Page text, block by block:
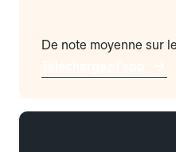
De note moyenne sur